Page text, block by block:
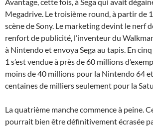
Megadrive. Le troisième round, à partir de
scène de Sony. Le marketing devint le nerf
renfort de publicité, l’inventeur du
à Nintendo et envoya Sega au tapis. En
1 s’est vendue à près de 60 millions
moins de 40 millions pour la Nintendo 64
centaines de milliers seulement pour la
La quatrième manche commence à peine.
pourrait bien être définitivement écrasée